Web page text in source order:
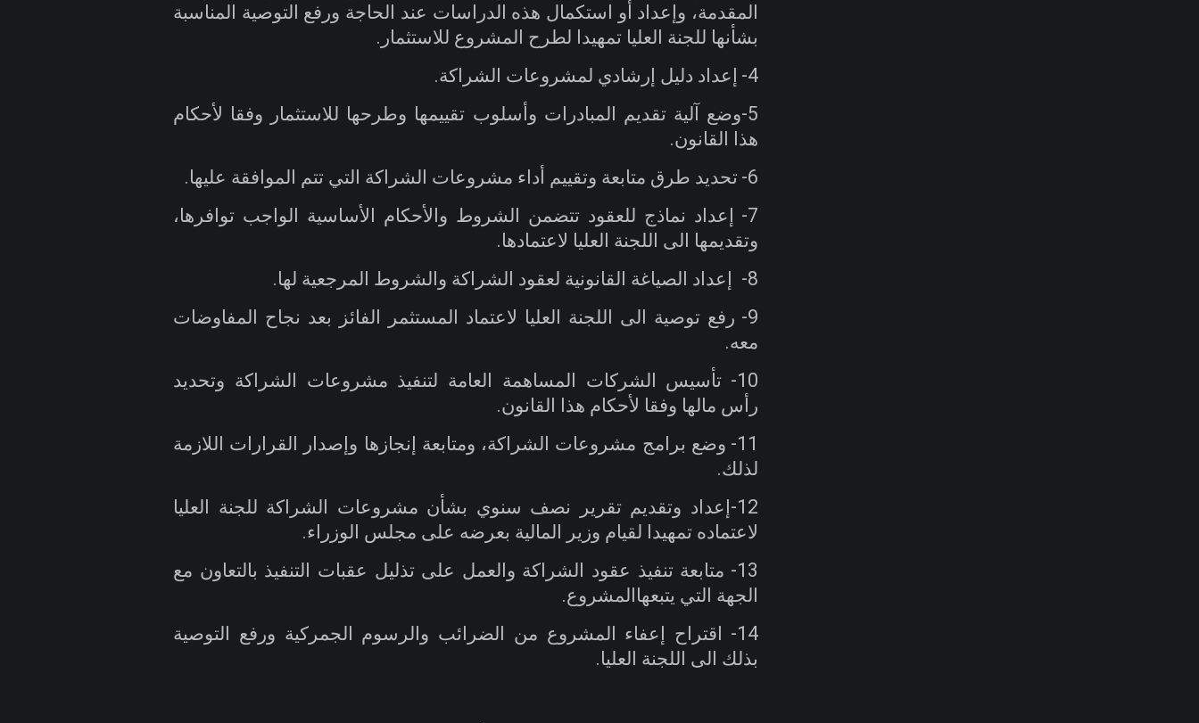
المقدمة، وإعداد أو استكمال هذه الدراسات عند الحاجة ورفع التوصية المناسبة
بشأنها للجنة العليا تمهيدا لطرح المشروع للاستثمار .
4-
إعداد دليل إرشادي لمشروعات الشراكة.
5-وضع آلية تقديم المبادرات وأسلوب تقييمها وطرحها للاستثمار وفقا لأحكام
هذا القانون.
6- تحديد طرق متابعة وتقييم أداء مشروعات الشراكة التي تتم الموافقة عليها.
7-
إعداد نماذج للعقود تتضمن الشروط والأحكام الأساسية الواجب توافرها،
وتقديمها الى اللجنة العليا لاعتمادها.
8-
إعداد الصياغة القانونية لعقود الشراكة والشروط المرجعية لها.
9-
رفع توصية الى اللجنة العليا لاعتماد المستثمر الفائز بعد نجاح المفاوضات
معه.
10-
تأسيس الشركات المساهمة العامة لتنفيذ مشروعات الشراكة وتحديد
رأس مالها وفقا لأحكام هذا القانون.
11- وضع برامج مشروعات الشراكة، ومتابعة إنجازها وإصدار القرارات اللازمة
لذلك.
12-إعداد وتقديم تقرير نصف سنوي بشأن مشروعات الشراكة للجنة العليا
لاعتماده تمهيدا لقيام وزير المالية بعرضه على مجلس الوزراء.
13-
متابعة تنفيذ عقود الشراكة والعمل على تذليل عقبات التنفيذ بالتعاون مع
الجهة التي يتبعهاالمشروع.
14-
اقتراح إعفاء المشروع من الضرائب والرسوم الجمركية ورفع التوصية
بذلك الى اللجنة العليا.